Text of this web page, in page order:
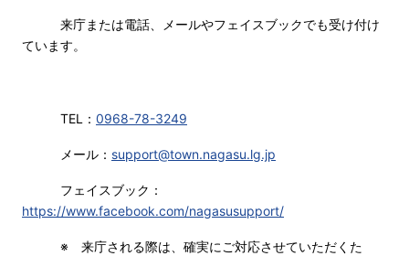
来庁または電話、メールやフェイスブックでも受け付け
ています。
TEL： 0968-78-3249
メール： support@town.nagasu.lg.jp
フェイスブック：
https://www.facebook.com/nagasusupport/
※ 来庁される際は、確実にご対応させていただくた